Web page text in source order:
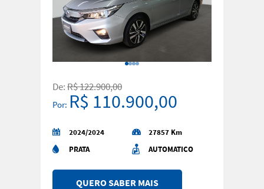
De:R$ 122.900,00
Por: R$ 110.900,00
2024/2024
27857 Km
PRATA
AUTOMATICO
QUERO SABER MAIS